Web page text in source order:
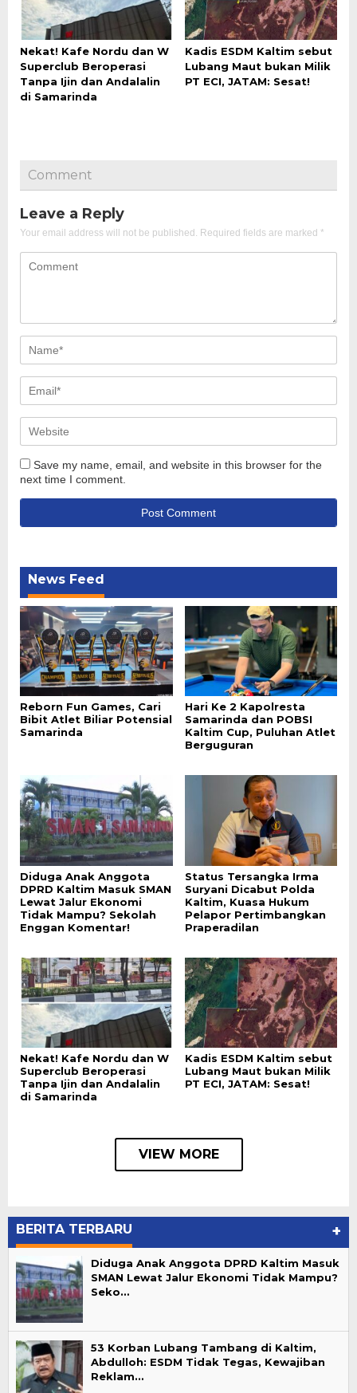
Nekat! Kafe Nordu dan W
Superclub Beroperasi
Tanpa Ijin dan Andalalin
di Samarinda
Kadis ESDM Kaltim sebut
Lubang Maut bukan Milik
PT ECI, JATAM: Sesat!
Comment
Leave a Reply
Your email address will not be published. Required fields are marked *
Save my name, email, and website in this browser for the
next time I comment.
News Feed
Reborn Fun Games, Cari
Bibit Atlet Biliar Potensial
Samarinda
Hari Ke 2 Kapolresta
Samarinda dan POBSI
Kaltim Cup, Puluhan Atlet
Berguguran
Diduga Anak Anggota
DPRD Kaltim Masuk SMAN
Lewat Jalur Ekonomi
Tidak Mampu? Sekolah
Enggan Komentar!
Status Tersangka Irma
Suryani Dicabut Polda
Kaltim, Kuasa Hukum
Pelapor Pertimbangkan
Praperadilan
Nekat! Kafe Nordu dan W
Superclub Beroperasi
Tanpa Ijin dan Andalalin
di Samarinda
Kadis ESDM Kaltim sebut
Lubang Maut bukan Milik
PT ECI, JATAM: Sesat!
VIEW MORE
BERITA TERBARU +
Diduga Anak Anggota DPRD Kaltim Masuk
SMAN Lewat Jalur Ekonomi Tidak Mampu?
Seko…
53 Korban Lubang Tambang di Kaltim,
Abdulloh: ESDM Tidak Tegas, Kewajiban
Reklam…